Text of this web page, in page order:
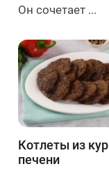
Он сочетает ...
Котлеты из
печени